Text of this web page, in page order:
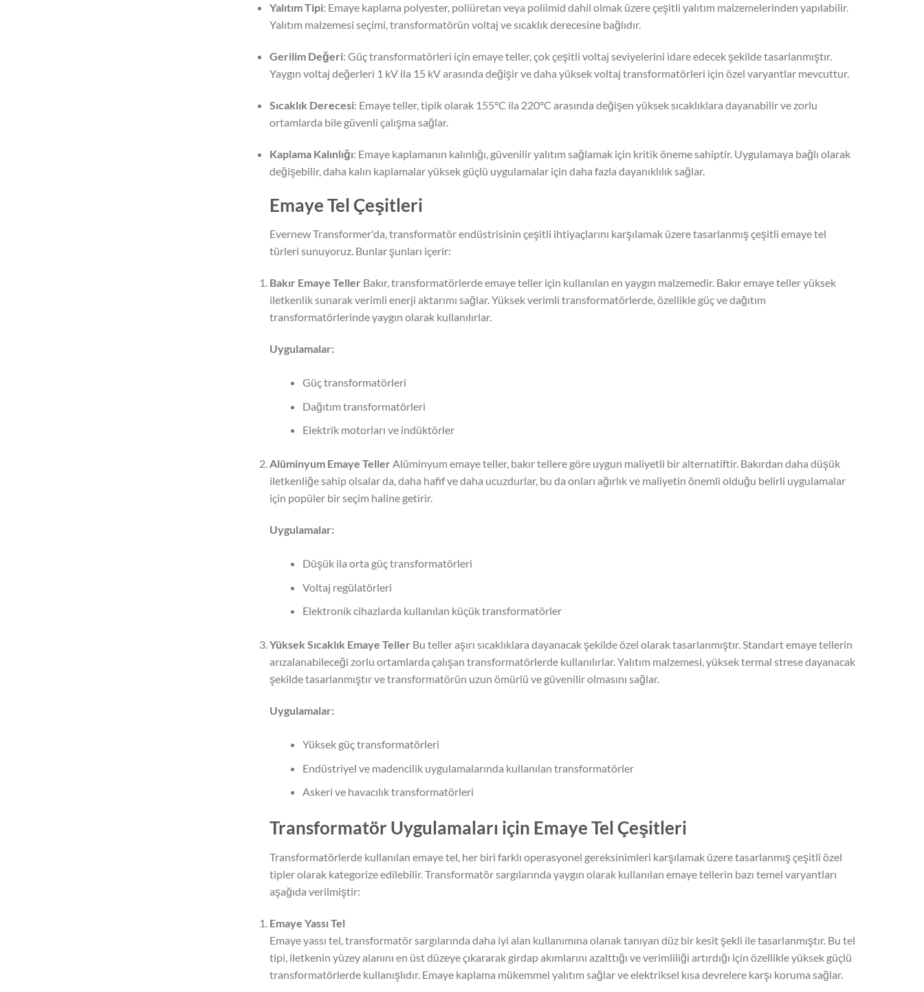
Yalıtım Tipi: Emaye kaplama polyester, poliüretan veya poliimid dahil olmak üzere çeşitli yalıtım malzemelerinden yapılabilir.
Yalıtım malzemesi seçimi, transformatörün voltaj ve sıcaklık derecesine bağlıdır.
Gerilim Değeri: Güç transformatörleri için emaye teller, çok çeşitli voltaj seviyelerini idare edecek şekilde tasarlanmıştır.
Yaygın voltaj değerleri 1 kV ila 15 kV arasında değişir ve daha yüksek voltaj transformatörleri için özel varyantlar mevcuttur.
Sıcaklık Derecesi: Emaye teller, tipik olarak 155°C ila 220°C arasında değişen yüksek sıcaklıklara dayanabilir ve zorlu
ortamlarda bile güvenli çalışma sağlar.
Kaplama Kalınlığı: Emaye kaplamanın kalınlığı, güvenilir yalıtım sağlamak için kritik öneme sahiptir. Uygulamaya bağlı olarak
değişebilir, daha kalın kaplamalar yüksek güçlü uygulamalar için daha fazla dayanıklılık sağlar.
Emaye Tel Çeşitleri
Evernew Transformer'da, transformatör endüstrisinin çeşitli ihtiyaçlarını karşılamak üzere tasarlanmış çeşitli emaye tel
türleri sunuyoruz. Bunlar şunları içerir:
Bakır Emaye Teller Bakır, transformatörlerde emaye teller için kullanılan en yaygın malzemedir. Bakır emaye teller yüksek
iletkenlik sunarak verimli enerji aktarımı sağlar. Yüksek verimli transformatörlerde, özellikle güç ve dağıtım
transformatörlerinde yaygın olarak kullanılırlar.
Uygulamalar:
Güç transformatörleri
Dağıtım transformatörleri
Elektrik motorları ve indüktörler
Alüminyum Emaye Teller Alüminyum emaye teller, bakır tellere göre uygun maliyetli bir alternatiftir. Bakırdan daha düşük
iletkenliğe sahip olsalar da, daha hafif ve daha ucuzdurlar, bu da onları ağırlık ve maliyetin önemli olduğu belirli uygulamalar
için popüler bir seçim haline getirir.
Uygulamalar:
Düşük ila orta güç transformatörleri
Voltaj regülatörleri
Elektronik cihazlarda kullanılan küçük transformatörler
Yüksek Sıcaklık Emaye Teller Bu teller aşırı sıcaklıklara dayanacak şekilde özel olarak tasarlanmıştır. Standart emaye tellerin
arızalanabileceği zorlu ortamlarda çalışan transformatörlerde kullanılırlar. Yalıtım malzemesi, yüksek termal strese dayanacak
şekilde tasarlanmıştır ve transformatörün uzun ömürlü ve güvenilir olmasını sağlar.
Uygulamalar:
Yüksek güç transformatörleri
Endüstriyel ve madencilik uygulamalarında kullanılan transformatörler
Askeri ve havacılık transformatörleri
Transformatör Uygulamaları için Emaye Tel Çeşitleri
Transformatörlerde kullanılan emaye tel, her biri farklı operasyonel gereksinimleri karşılamak üzere tasarlanmış çeşitli özel
tipler olarak kategorize edilebilir. Transformatör sargılarında yaygın olarak kullanılan emaye tellerin bazı temel varyantları
aşağıda verilmiştir:
Emaye Yassı Tel
Emaye yassı tel, transformatör sargılarında daha iyi alan kullanımına olanak tanıyan düz bir kesit şekli ile tasarlanmıştır. Bu tel
tipi, iletkenin yüzey alanını en üst düzeye çıkararak girdap akımlarını azalttığı ve verimliliği artırdığı için özellikle yüksek güçlü
transformatörlerde kullanışlıdır. Emaye kaplama mükemmel yalıtım sağlar ve elektriksel kısa devrelere karşı koruma sağlar.